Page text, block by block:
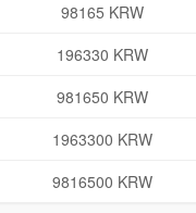
98165 KRW
196330 KRW
981650 KRW
1963300 KRW
9816500 KRW